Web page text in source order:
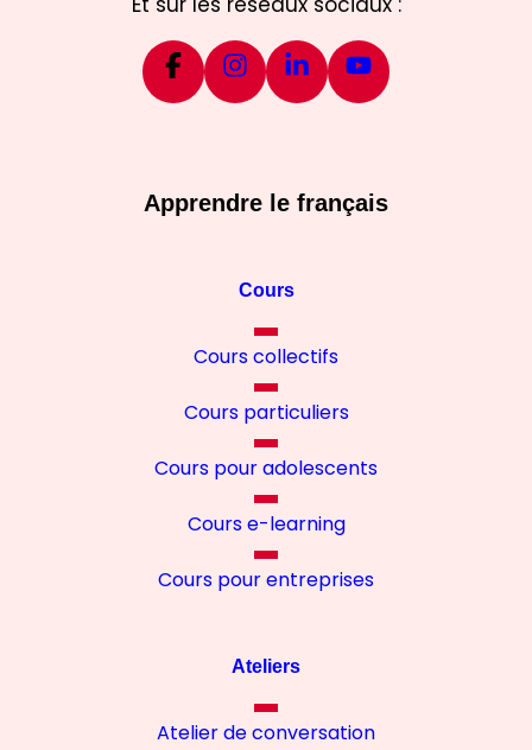
Apprendre le français
Cours
Cours collectifs
Cours particuliers
Cours pour adolescents
Cours e-learning
Cours pour entreprises
Ateliers
Atelier de conversation